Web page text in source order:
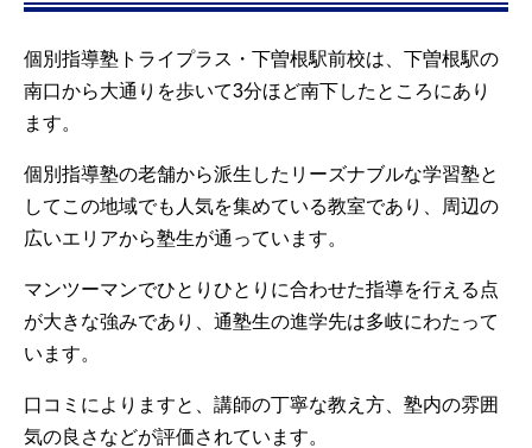
個別指導塾トライプラス・下曽根駅前校は、下曽根駅の
南口から大通りを歩いて3分ほど南下したところにあり
ます。
個別指導塾の老舗から派生したリーズナブルな学習塾と
してこの地域でも人気を集めている教室であり、周辺の
広いエリアから塾生が通っています。
マンツーマンでひとりひとりに合わせた指導を行える点
が大きな強みであり、通塾生の進学先は多岐にわたって
います。
口コミによりますと、講師の丁寧な教え方、塾内の雰囲
気の良さなどが評価されています。